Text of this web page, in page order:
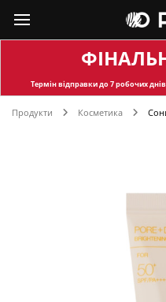
Термін відправкидо 7 робочих
Продукти Косметика